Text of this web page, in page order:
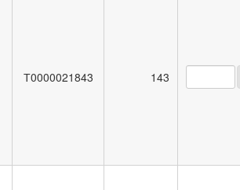
Т0000021843 143